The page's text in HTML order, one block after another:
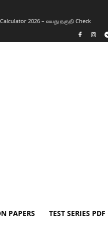
2026 – வயது தகுதி Check
PAPERS TEST SERIES PDF